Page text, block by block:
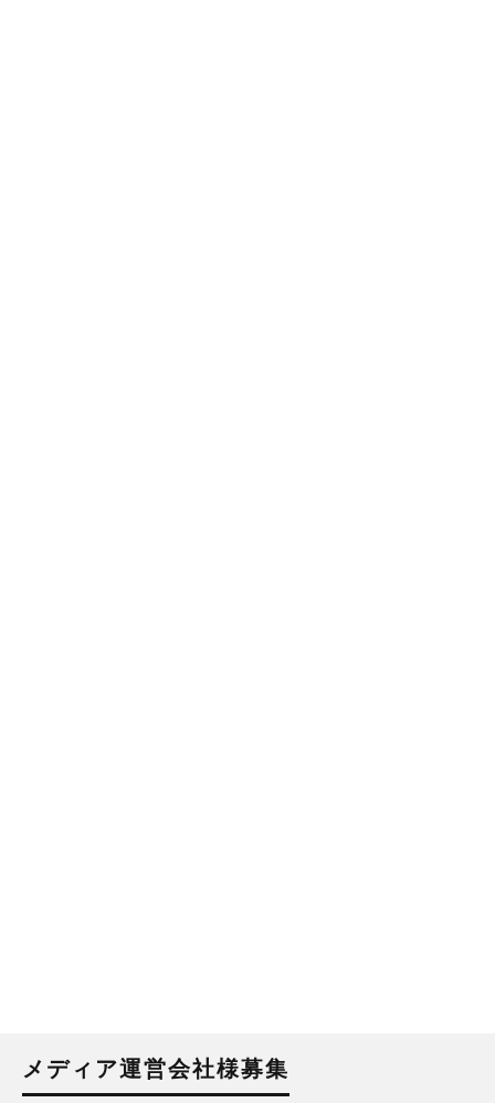
メディア運営会社様募集